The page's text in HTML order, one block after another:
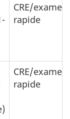
CRE/examen
rapide
CRE/examen
rapide